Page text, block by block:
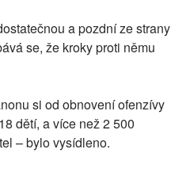
a pozdní ze strany
se, že kroky proti němu
si od obnovení ofenzívy
dětí, a více než 2 500
– bylo vysídleno.